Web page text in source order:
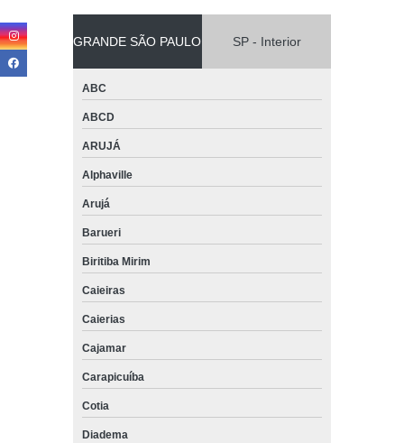
GRANDE SÃO PAULO SP - Interior
ABC
ABCD
ARUJÁ
Alphaville
Arujá
Barueri
Biritiba Mirim
Caieiras
Caierias
Cajamar
Carapicuíba
Cotia
Diadema